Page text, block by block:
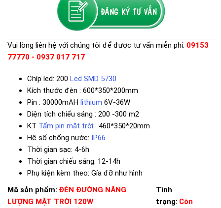
Vui lòng liên hệ với chúng tôi để được tư vấn miễn phí: 09153
77770 - 0937 017 717
Chíp led: 200 Led SMD 5730
Kích thước đèn : 600*350*200mm
Pin : 30000mAH lithium 6V-36W
Diện tích chiếu sáng : 200 -300 m2
KT Tấm pin mặt trời: 460*350*20mm
Hệ số chống nước: IP66
Thời gian sạc: 4-6h
Thời gian chiếu sáng: 12-14h
Phụ kiện kèm theo: Gía đỡ như hình
Mã sản phẩm: ĐÈN ĐƯỜNG NĂNG
LƯỢNG MẶT TRỜI 120W
Tình
trạng: Còn